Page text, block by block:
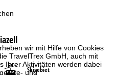
wir mit Hilfe von Cookies
TravelTrex GmbH, auch mit
Ihrer Aktivitäten werden dabei
und
Skigebiet